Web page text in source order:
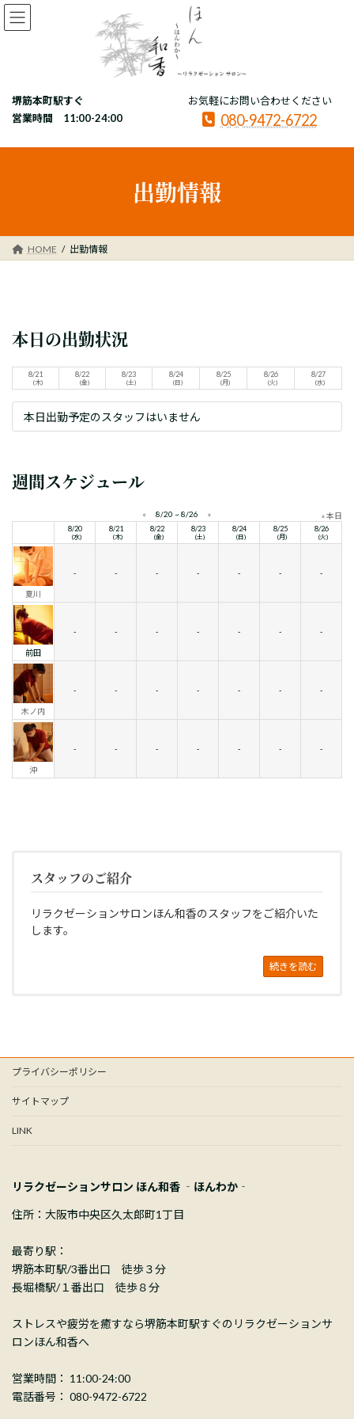
コ
ン
プ
ナ
ビ
動
堺筋本町駅すぐ
営業時間 11:00-24:00
お気軽にお問い合わせください
080-9472-6722
出勤情報
HOME 出勤情報
本日の出勤状況
8/21
(木)
8/22
(金)
8/23
(土)
8/24
(日)
8/25
(月)
8/26
(火)
8/27
(水)
本日出勤予定のスタッフはいません
週間スケジュール
« 8/20 ~ 8/26 » » 本日
8/20
(水)
8/21
(木)
8/22
(金)
8/23
(土)
8/24
(日)
8/25
(月)
8/26
(火)
夏川
- - - - - - -
前田
- - - - - - -
木ノ内
- - - - - - -
沖
- - - - - - -
スタッフのご紹介
リラクゼーションサロンほん和香のスタッフをご紹介いた
します。
続きを読む
プライバシーポリシー
サイトマップ
LINK
リラクゼーションサロン ほん和香 ‐ほんわか‐
住所：大阪市中央区久太郎町1丁目
最寄り駅：
堺筋本町駅/3番出口 徒歩３分
長堀橋駅/１番出口 徒歩８分
ストレスや疲労を癒すなら堺筋本町駅すぐのリラクゼーションサ
ロンほん和香へ
営業時間： 11:00-24:00
電話番号： 080-9472-6722